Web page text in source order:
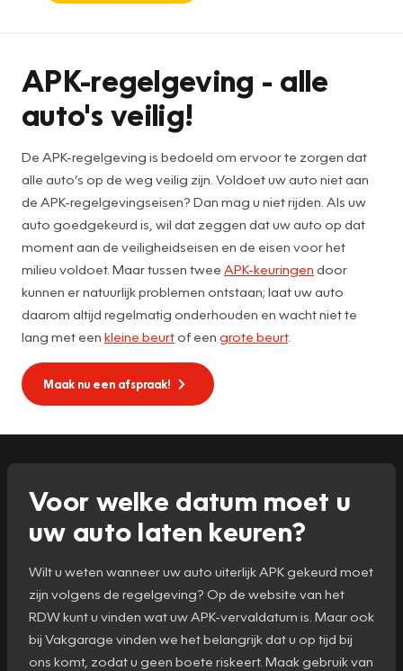
APK-regelgeving - alle
auto's veilig!
De APK-regelgeving is bedoeld om ervoor te zorgen dat
alle auto’s op de weg veilig zijn. Voldoet uw auto niet aan
de APK-regelgevingseisen? Dan mag u niet rijden. Als uw
auto goedgekeurd is, wil dat zeggen dat uw auto op dat
moment aan de veiligheidseisen en de eisen voor het
milieu voldoet. Maar tussen twee APK-keuringen door
kunnen er natuurlijk problemen ontstaan; laat uw auto
daarom altijd regelmatig onderhouden en wacht niet te
lang met een kleine beurtof een grote beurt.
Maak nu een afspraak!
Voor welke datum moet u
uw auto laten keuren?
Wilt u weten wanneer uw auto uiterlijk APK gekeurd moet
zijn volgens de regelgeving? Op de website van het
RDW kunt u vinden wat uw APK-vervaldatum is. Maar ook
bij Vakgarage vinden we het belangrijk dat u op tijd bij
ons komt, zodat u geen boete riskeert. Maak gebruik van